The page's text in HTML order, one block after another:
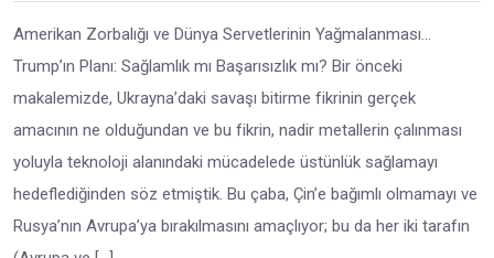
Amerikan Zorbalığı ve Dünya Servetlerinin Yağmalanması…
Trump’ın Planı: Sağlamlık mı Başarısızlık mı? Bir önceki
makalemizde, Ukrayna’daki savaşı bitirme fikrinin gerçek
amacının ne olduğundan ve bu fikrin, nadir metallerin çalınması
yoluyla teknoloji alanındaki mücadelede üstünlük sağlamayı
hedeflediğinden söz etmiştik. Bu çaba, Çin’e bağımlı olmamayı ve
Rusya’nın Avrupa’ya bırakılmasını amaçlıyor; bu da her iki tarafın